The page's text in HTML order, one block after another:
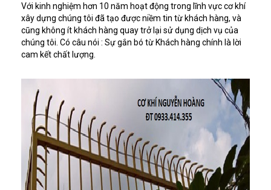
Với kinh nghiệm hơn 10 năm hoạt động trong lĩnh vực cơ khí
xây dựng chúng tôi đã tạo được niềm tin từ khách hàng, và
cũng không ít khách hàng quay trở lại sử dụng dịch vụ của
chúng tôi. Có câu nói : Sự gắn bó từ Khách hàng chính là lời
cam kết chất lượng.